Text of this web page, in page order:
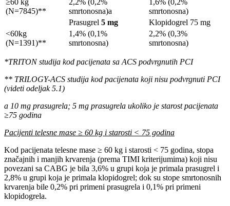
≥60 kg
(N=7845)**
2,2% (0,2%
smrtonosna)a
1,6% (0,2%
smrtonosna)
Prasugrel 5 mg
Klopidogrel 75 mg
<60kg
(N=1391)**
1,4% (0,1%
smrtonosna)
2,2% (0,3%
smrtonosna)
*TRITON studija kod pacijenata sa ACS podvrgnutih PCI
** TRILOGY-ACS studija kod pacijenata koji nisu podvrgnuti PCI
(videti odeljak 5.1)
a 10 mg prasugrela; 5 mg prasugrela ukoliko je starost pacijenata
≥75 godina
Pacijenti telesne mase ≥ 60 kg i starosti ˂ 75 godina
Kod pacijenata telesne mase ≥ 60 kg i starosti ˂ 75 godina, stopa
značajnih i manjih krvarenja (prema TIMI kriterijumima) koji nisu
povezani sa CABG je bila 3,6% u grupi koja je primala prasugrel i
2,8% u grupi koja je primala klopidogrel; dok su stope smrtonosnih
krvarenja bile 0,2% pri primeni prasugrela i 0,1% pri primeni
klopidogrela.